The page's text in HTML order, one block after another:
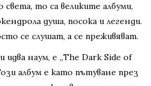
то са великите албуми,
душа, посока и легенди.
се слушат, а се преживяват.
наум, е „The Dark Side of
албум е като пътуване през